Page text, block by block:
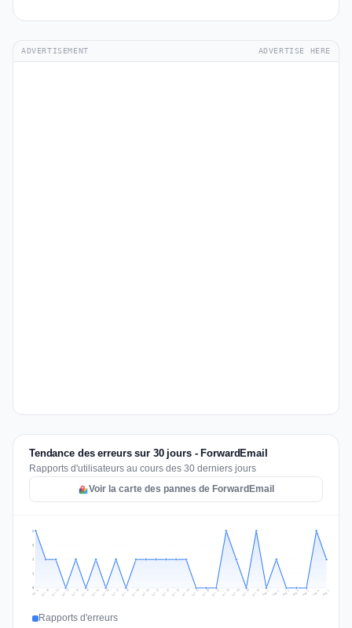
ADVERTISEMENT ADVERTISE HERE
Tendance des erreurs sur 30 jours - ForwardEmail
Rapports d'utilisateurs au cours des 30 derniers jours
Voir la carte des pannes de ForwardEmail
1
1
2
2
Jul 9 Jul 10 Jul 11 Jul 12 Jul 13 Jul 14 Jul 15 Jul 16 Jul 17 Jul 18 Jul 19 Jul 20 Jul 21 Jul 22 Jul 23 Jul 24 Jul 25 Jul 26 Jul 27 Jul 28 Jul 29 Jul 30 Jul 31 Aug 1 Aug 2 Aug 3 Aug 4 Aug 5 Aug 6 Aug 7
Rapports d'erreurs